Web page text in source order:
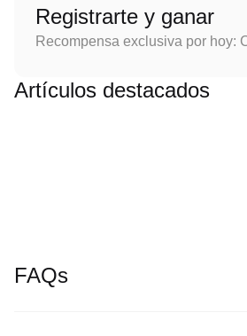
Registrarte y ganar
Recompensa exclusiva por hoy:
Artículos destacados
FAQs